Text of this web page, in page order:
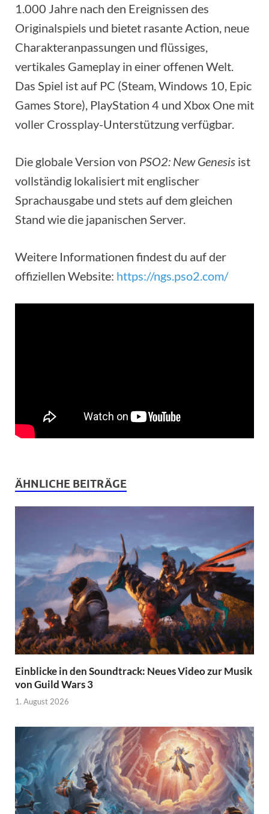
1.000 Jahre nach den Ereignissen des
Originalspiels und bietet rasante Action, neue
Charakteranpassungen und flüssiges,
vertikales Gameplay in einer offenen Welt.
Das Spiel ist auf PC (Steam, Windows 10, Epic
Games Store), PlayStation 4 und Xbox One mit
voller Crossplay-Unterstützung verfügbar.
Die globale Version von PSO2: New Genesis ist
vollständig lokalisiert mit englischer
Sprachausgabe und stets auf dem gleichen
Stand wie die japanischen Server.
Weitere Informationen findest du auf der
offiziellen Website: https://ngs.pso2.com/
ÄHNLICHE BEITRÄGE
Einblicke in den Soundtrack: Neues Video zur Musik
von Guild Wars 3
1. August 2026